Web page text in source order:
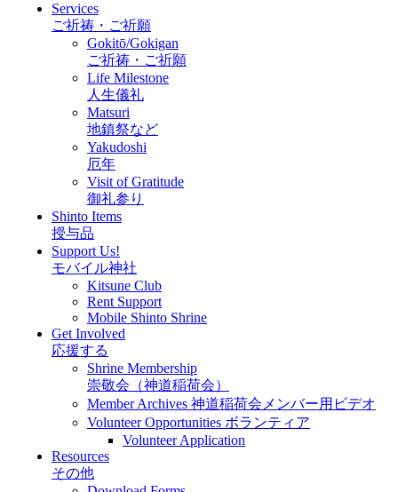
Services
ご祈祷・ご祈願
Gokitō/Gokigan
ご祈祷・ご祈願
Life Milestone
人生儀礼
Matsuri
地鎮祭など
Yakudoshi
厄年
Visit of Gratitude
御礼参り
Shinto Items
授与品
Support Us!
モバイル神社
Kitsune Club
Rent Support
Mobile Shinto Shrine
Get Involved
応援する
Shrine Membership
崇敬会（神道稲荷会）
Member Archives 神道稲荷会メンバー用ビデオ
Volunteer Opportunities ボランティア
Volunteer Application
Resources
その他